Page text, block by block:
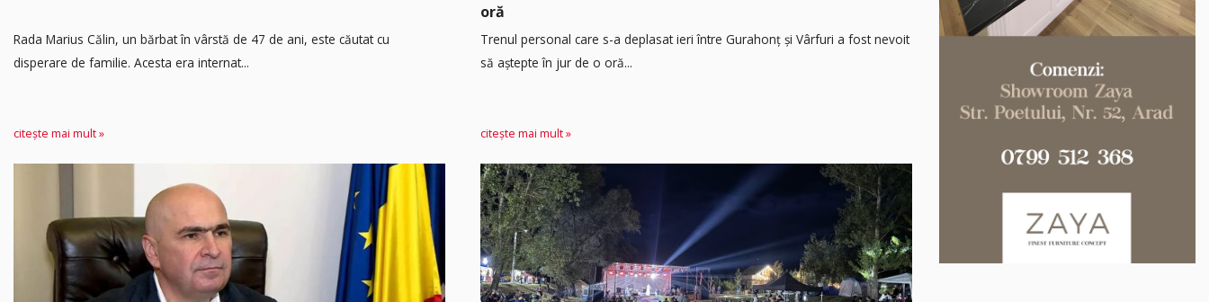
Rada Marius Călin, un bărbat în vârstă de 47 de ani, este căutat cu
disperare de familie. Acesta era internat...
citește mai mult »
oră
Trenul personal care s-a deplasat ieri între Gurahonț și Vârfuri a fost nevoit
să aștepte în jur de o oră...
citește mai mult »